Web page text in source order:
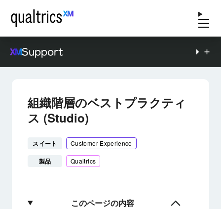
Support
組織階層のベストプラクティ
ス (Studio)
スイート Customer Experience
製品 Qualtrics
このページの内容